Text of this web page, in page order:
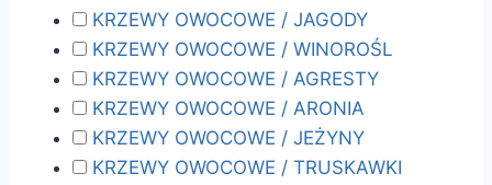
KRZEWY OWOCOWE / JAGODY
KRZEWY OWOCOWE / WINOROŚL
KRZEWY OWOCOWE / AGRESTY
KRZEWY OWOCOWE / ARONIA
KRZEWY OWOCOWE / JEŻYNY
KRZEWY OWOCOWE / TRUSKAWKI